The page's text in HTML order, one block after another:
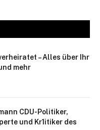
– Alles über Ihr
mehr
CDU-Politiker,
und Kr1itiker des